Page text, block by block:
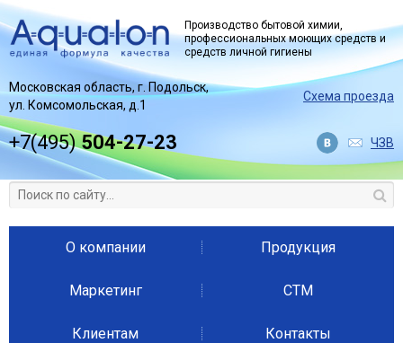
Производство бытовой химии,
профессиональных моющих средств и
средств личной гигиены
Московская область, г. Подольск,
ул. Комсомольская, д.1
Схема проезда
+7(495)504-27-23 ЧЗВ
О компании Продукция
Маркетинг СТМ
Клиентам Контакты